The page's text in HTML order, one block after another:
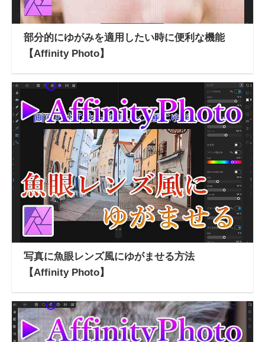
部分的にゆがみを適用したい時に便利な機能
【Affinity Photo】
写真に魚眼レンズ風にゆがませる方法
【Affinity Photo】